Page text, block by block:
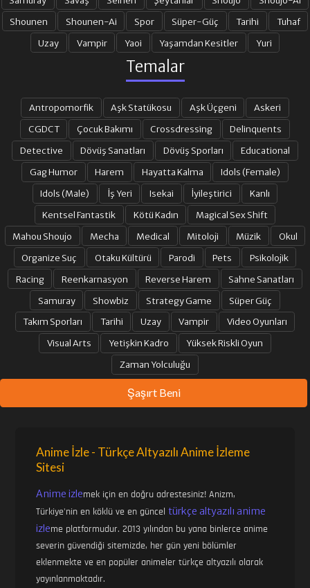
21. BÖLÜM 22. BÖLÜM
24. BÖLÜM
25. BÖLÜM 26. BÖLÜM
27. BÖLÜM 28. BÖLÜM
29. BÖLÜM 30. BÖLÜM
31. BÖLÜM 32. BÖLÜM
33. BÖLÜM 34. BÖLÜM
36. BÖLÜM
40. BÖLÜM
42. BÖLÜM
Shounen
Shounen-Ai Spor Süper-Güç Tarihi
Tuhaf
Uzay
Vampir Yaoi Yaşamdan Kesitler Yuri
Temalar
Antropomorfik Aşk Statükosu Aşk Üçgeni
Askeri
CGDCT
Çocuk Bakımı Crossdressing
Delinquents
Detective
Dövüş Sanatları Dövüş Sporları
Educational
Gag Humor
Harem Hayatta Kalma
Idols (Female)
Idols (Male)
İş Yeri Isekai İyileştirici
Kanlı
Kentsel Fantastik
Kötü Kadın
Magical Sex Shift
Mahou Shoujo
Mecha Medical Mitoloji Müzik
Okul
Organize Suç
Otaku Kültürü Parodi Pets
Psikolojik
Racing
Reenkarnasyon Reverse Harem
Sahne Sanatları
Samuray
Showbiz Strategy Game
Süper Güç
Takım Sporları
Tarihi Uzay Vampir
Video Oyunları
Visual Arts
Yetişkin Kadro
Yüksek Riskli Oyun
Zaman Yolculuğu
Şaşırt Beni
Anime İzle - Türkçe Altyazılı Anime İzleme
Sitesi
Anime izlemek için en doğru adrestesiniz! Anizm,
Türkiye'nin en köklü ve en günceltürkçe altyazılı anime
izleme platformudur. 2013 yılından bu yana binlerce anime
severin güvendiği sitemizde, her gün yeni bölümler
eklenmekte ve en popüler animeler türkçe altyazılı olarak
yayınlanmaktadır.